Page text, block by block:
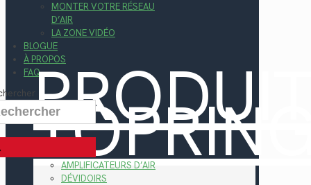
MONTER VOTRE RÉSEAU
D’AIR
LA ZONE VIDÉO
BLOGUE
À PROPOS
FAQ
AMPLIFICATEURS D’AIR
DÉVIDOIRS